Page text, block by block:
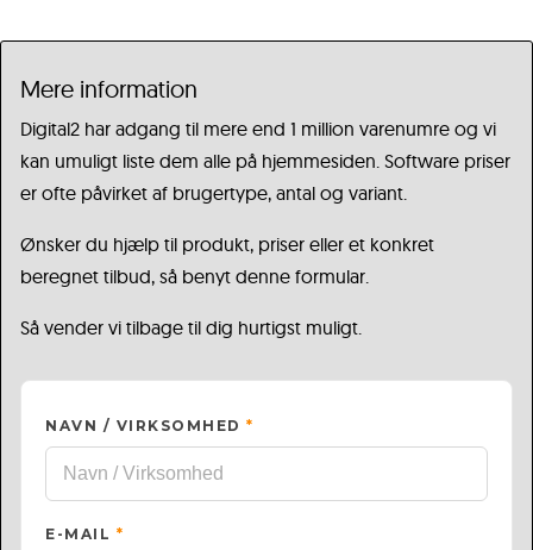
Mere information
Digital2 har adgang til mere end 1 million varenumre og vi
kan umuligt liste dem alle på hjemmesiden. Software priser
er ofte påvirket af brugertype, antal og variant.
Ønsker du hjælp til produkt, priser eller et konkret
beregnet tilbud, så benyt denne formular.
Så vender vi tilbage til dig hurtigst muligt.
NAVN / VIRKSOMHED *
E-MAIL *